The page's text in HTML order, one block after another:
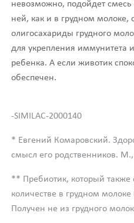
невозможно, подойдет смесь
ней, как и в грудном молоке,
олигосахариды грудного
для укрепления иммунитета
ребенка. А если животик
обеспечен.
-SIMILAC-2000140
* Евгений Комаровский.
смысл его родственников.
** Пребиотик, который
количестве в грудном
Получен не из грудного